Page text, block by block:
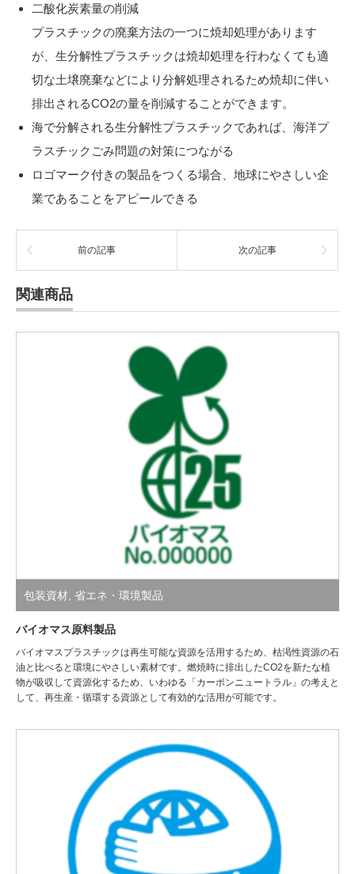
二酸化炭素量の削減
プラスチックの廃棄方法の一つに焼却処理があります
が、生分解性プラスチックは焼却処理を行わなくても適
切な土壌廃棄などにより分解処理されるため焼却に伴い
排出されるCO2の量を削減することができます。
海で分解される生分解性プラスチックであれば、海洋プ
ラスチックごみ問題の対策につながる
ロゴマーク付きの製品をつくる場合、地球にやさしい企
業であることをアピールできる
前の記事 次の記事
関連商品
包装資材 省エネ・環境製品
バイオマス原料製品
バイオマスプラスチックは再生可能な資源を活用するため、枯渇性資源の石
油と比べると環境にやさしい素材です。燃焼時に排出したCO2を新たな植
物が吸収して資源化するため、いわゆる「カーボンニュートラル」の考えと
して、再生産・循環する資源として有効的な活用が可能です。